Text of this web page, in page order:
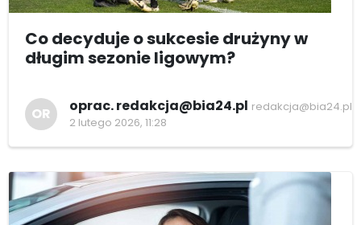
Co decyduje o sukcesie drużyny w
długim sezonie ligowym?
OR oprac. redakcja@bia24.pl redakcja@bia24.pl
2 lutego 2026, 11:28